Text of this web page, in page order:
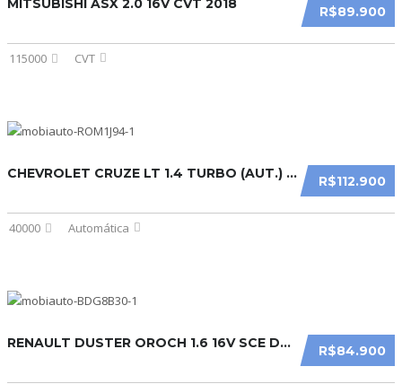
R$89.900
MITSUBISHI ASX 2.0 16V CVT 2018
115000 CVT
R$112.900
CHEVROLET CRUZE LT 1.4 TURBO (AUT.) 2023
40000 Automática
R$84.900
RENAULT DUSTER OROCH 1.6 16V SCE DYNAMIQUE (FLEX) 2020